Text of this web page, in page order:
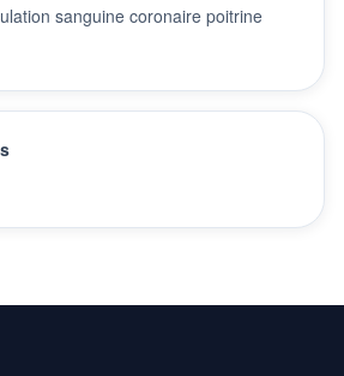
sanguine coronaire poitrine